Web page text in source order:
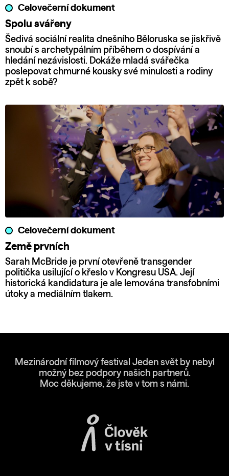
Celovečerní dokument
Spolu svářeny
Šedivá sociální realita dnešního Běloruska se jiskřivě
snoubí s archetypálním příběhem o dospívání a
hledání nezávislosti. Dokáže mladá svářečka
poslepovat chmurné kousky své minulosti a rodiny
zpět k sobě?
Celovečerní dokument
Země prvních
Sarah McBride je první otevřeně transgender
politička usilující o křeslo v Kongresu USA. Její
historická kandidatura je ale lemována transfobními
útoky a mediálním tlakem.
Mezinárodní filmový festival Jeden svět by nebyl
možný bez podpory našich partnerů.
Moc děkujeme, že jste v tom s námi.